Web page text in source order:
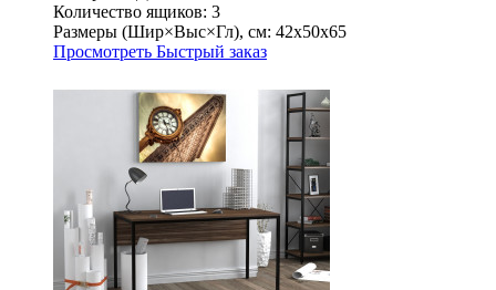
Количество ящиков: 3
Размеры (Шир×Выс×Гл), см: 42х50х65
Просмотреть Быстрый заказ